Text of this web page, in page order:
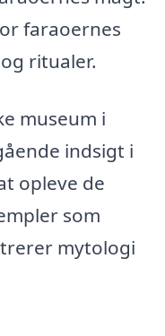
faraoernes
ritualer.
museum i
indsigt i
opleve de
som
mytologi